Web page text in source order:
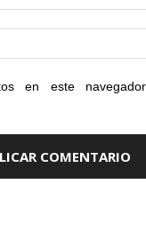
en este